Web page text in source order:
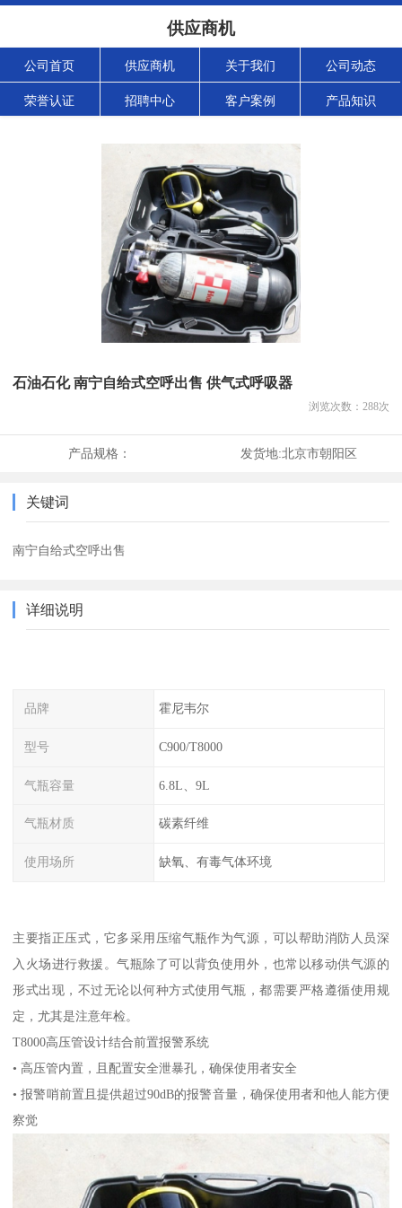
供应商机
公司首页 供应商机 关于我们 公司动态
荣誉认证 招聘中心 客户案例 产品知识
石油石化 南宁自给式空呼出售 供气式呼吸器
浏览次数： 288次
产品规格： 发货地:北京市朝阳区
关键词
南宁自给式空呼出售
详细说明
品牌 霍尼韦尔
型号 C900/T8000
气瓶容量 6.8L、9L
气瓶材质 碳素纤维
使用场所 缺氧、有毒气体环境
主要指正压式，它多采用压缩气瓶作为气源，可以帮助消防人员深
入火场进行救援。气瓶除了可以背负使用外，也常以移动供气源的
形式出现，不过无论以何种方式使用气瓶，都需要严格遵循使用规
定，尤其是注意年检。
T8000高压管设计结合前置报警系统
• 高压管内置，且配置安全泄暴孔，确保使用者安全
• 报警哨前置且提供超过90dB的报警音量，确保使用者和他人能方便
察觉